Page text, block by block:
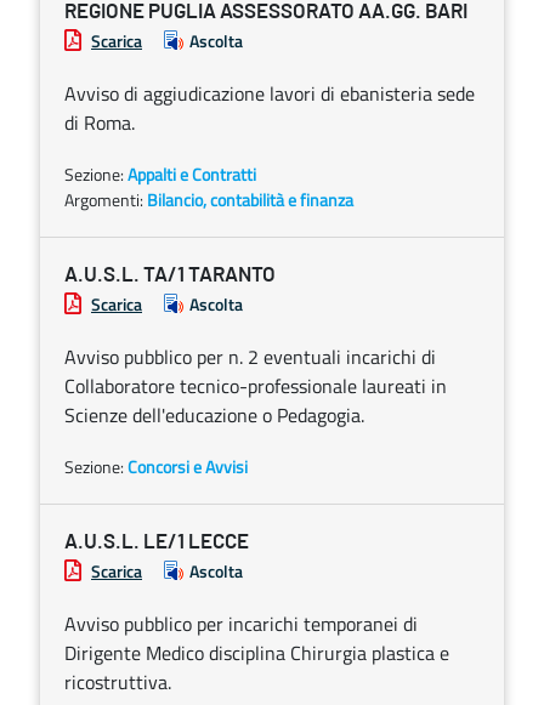
REGIONE PUGLIA ASSESSORATO AA.GG. BARI
Scarica Ascolta
Avviso di aggiudicazione lavori di ebanisteria sede
di Roma.
Sezione:Appalti e Contratti
Argomenti: Bilancio, contabilità e finanza
A.U.S.L. TA/1 TARANTO
Scarica Ascolta
Avviso pubblico per n. 2 eventuali incarichi di
Collaboratore tecnico-professionale laureati in
Scienze dell'educazione o Pedagogia.
Sezione:Concorsi e Avvisi
A.U.S.L. LE/1 LECCE
Scarica Ascolta
Avviso pubblico per incarichi temporanei di
Dirigente Medico disciplina Chirurgia plastica e
ricostruttiva.